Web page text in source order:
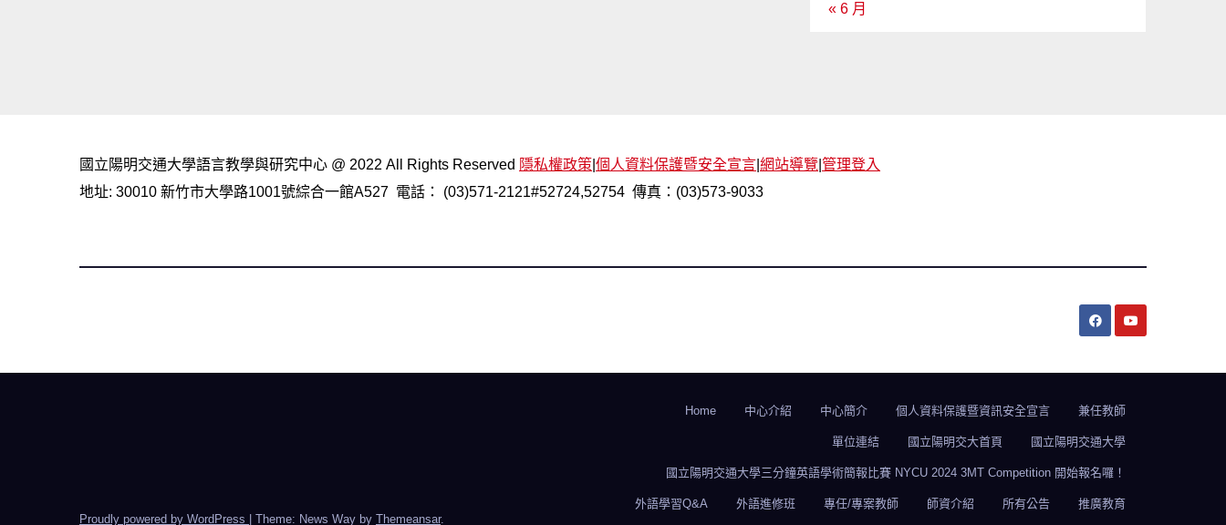
« 6 月
國立陽明交通大學語言教學與研究中心 @ 2022 All Rights Reserved 隱私權政策 個人資料保護暨安全宣言 網站導覽 管理登入
地址: 30010 新竹市大學路1001號綜合一館A527 電話： (03)571-2121#52724,52754 傳真：(03)573-9033
Proudly powered by WordPress Theme: News Way by Themeansar.
Home 中心介紹 中心簡介 個人資料保護暨資訊安全宣言 兼任教師
單位連結 國立陽明交大首頁 國立陽明交通大學
國立陽明交通大學三分鐘英語學術簡報比賽 NYCU 2024 3MT Competition 開始報名囉！
外語學習Q&A 外語進修班 專任/專案教師 師資介紹 所有公告 推廣教育